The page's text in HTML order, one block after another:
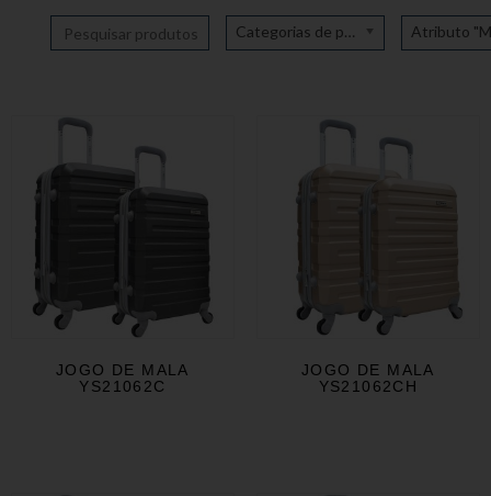
Categorias de produto
JOGO DE MALA
YS21062C
JOGO DE MALA
YS21062CH